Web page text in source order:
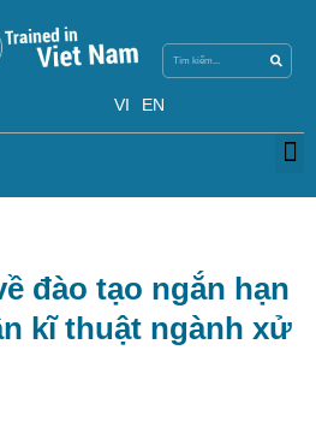
VI EN
đào tạo ngắn hạn
kĩ thuật ngành xử